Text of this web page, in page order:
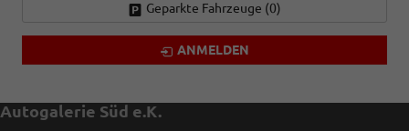
Geparkte Fahrzeuge (0)
ANMELDEN
Autogalerie Süd e.K.